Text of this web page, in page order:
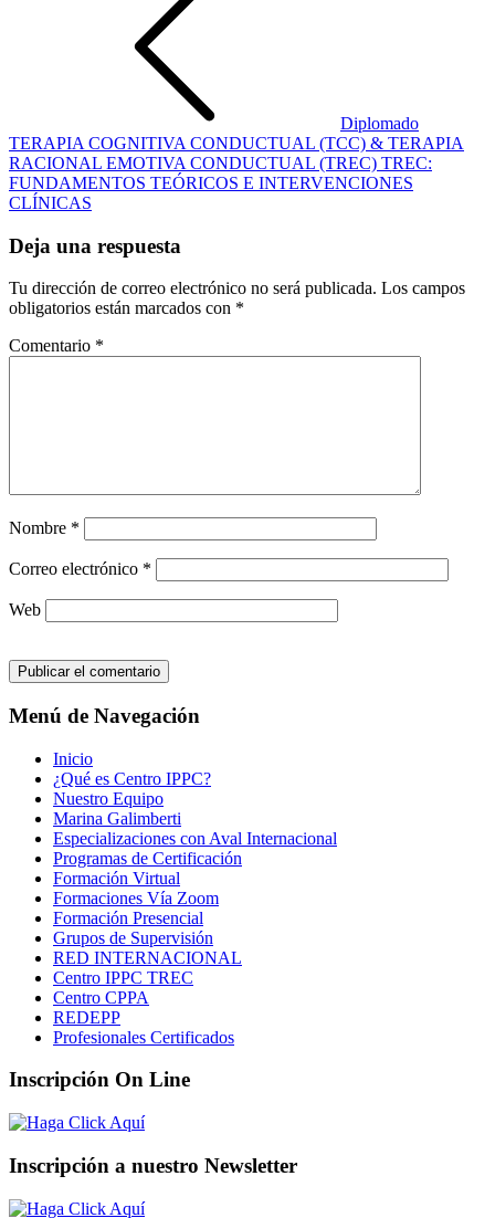
Diplomado
TERAPIA COGNITIVA CONDUCTUAL (TCC) & TERAPIA
RACIONAL EMOTIVA CONDUCTUAL (TREC) TREC:
FUNDAMENTOS TEÓRICOS E INTERVENCIONES
CLÍNICAS
Deja una respuesta
Tu dirección de correo electrónico no será publicada. Los campos
obligatorios están marcados con *
Comentario *
Nombre *
Correo electrónico *
Web
Menú de Navegación
Inicio
¿Qué es Centro IPPC?
Nuestro Equipo
Marina Galimberti
Especializaciones con Aval Internacional
Programas de Certificación
Formación Virtual
Formaciones Vía Zoom
Formación Presencial
Grupos de Supervisión
RED INTERNACIONAL
Centro IPPC TREC
Centro CPPA
REDEPP
Profesionales Certificados
Inscripción On Line
Inscripción a nuestro Newsletter